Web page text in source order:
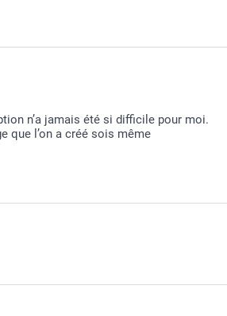
n’a jamais été si difficile pour moi.
que l’on a créé sois même
de bien vouloir prendre contact avec
à suivre. cordialement smartphoto